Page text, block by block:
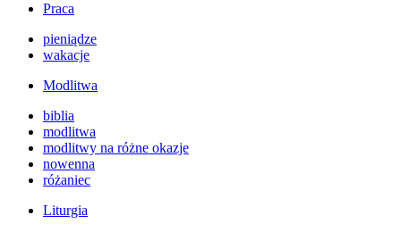
Praca
pieniądze
wakacje
Modlitwa
biblia
modlitwa
modlitwy na różne okazje
nowenna
różaniec
Liturgia